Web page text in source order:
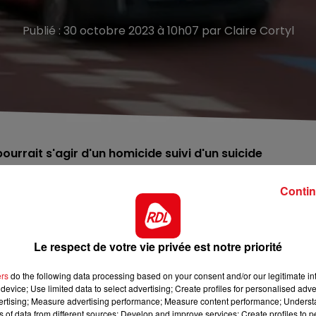
Publié : 30 octobre 2023 à 10h07 par Claire Cortyl
s'agir d'un homicide suivi d'un suicide
chez eux à Meurchin, près de Lens, ce dimanche
découverte. La femme de 74 ans était en arrêt
était encore conscient. Tous deux présentaient des
Les deux septuagénaires sont finalement décédés
pour déterminer le déroulé du drame. Le parquet de
Le respect de votre vie privée est notre priorité
do the following data processing based on your consent and/or our legitimate
Use limited data to select advertising; Create profiles for personalised
Measure advertising performance; Measure content performance;
of data from different sources; Develop and improve services; Create profiles to